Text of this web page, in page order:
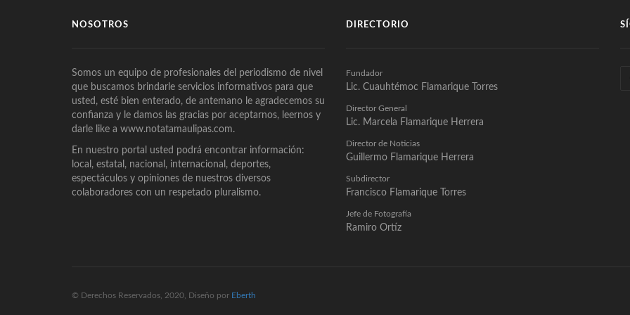
NOSOTROS
Somos un equipo de profesionales del periodismo de nivel
que buscamos brindarle servicios informativos para que
usted, esté bien enterado, de antemano le agradecemos su
confianza y le damos las gracias por aceptarnos, leernos y
darle like a www.notatamaulipas.com.
En nuestro portal usted podrá encontrar información:
local, estatal, nacional, internacional, deportes,
espectáculos y opiniones de nuestros diversos
colaboradores con un respetado pluralismo.
DIRECTORIO
Fundador
Lic. Cuauhtémoc Flamarique Torres
Director General
Lic. Marcela Flamarique Herrera
Director de Noticias
Guillermo Flamarique Herrera
Subdirector
Francisco Flamarique Torres
Jefe de Fotografía
Ramiro Ortíz
© Derechos Reservados, 2020, Diseño por Eberth